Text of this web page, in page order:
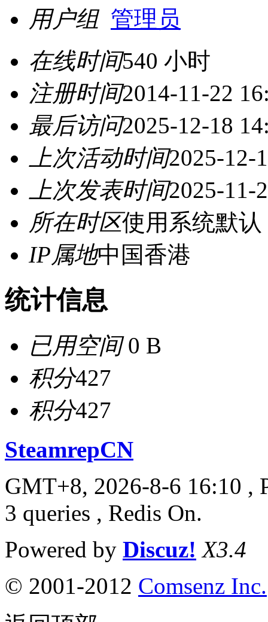
用户组 管理员
在线时间540 小时
注册时间2014-11-22
最后访问2025-12-18
上次活动时间2025-12-
上次发表时间2025-11-
所在时区使用系统默认
IP属地中国香港
统计信息
已用空间0 B
积分427
积分427
SteamrepCN
GMT+8, 2026-8-6 16:10 ,
3 queries , Redis On.
Powered by Discuz! X3.4
© 2001-2012 Comsenz Inc.